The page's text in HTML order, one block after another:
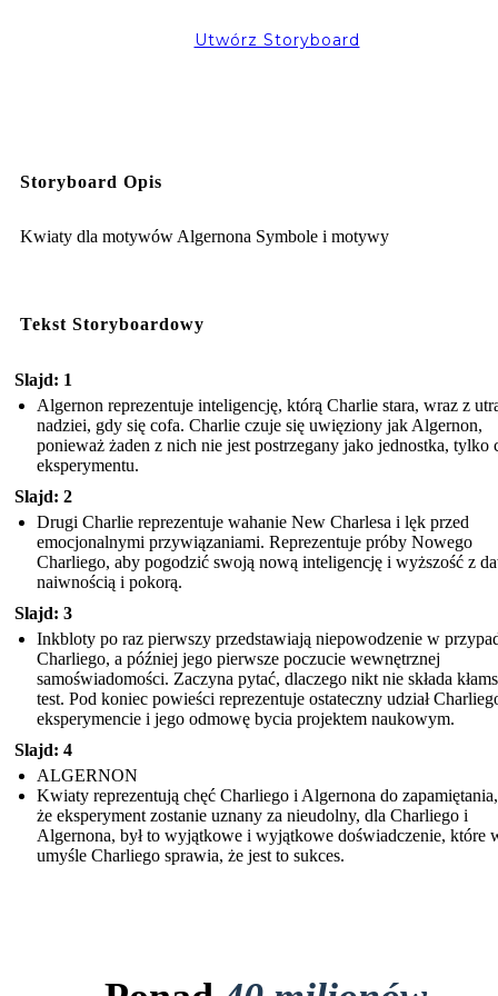
Utwórz Storyboard
Storyboard Opis
Kwiaty dla motywów Algernona Symbole i motywy
Tekst Storyboardowy
Slajd: 1
Algernon reprezentuje inteligencję, którą Charlie stara, wraz z
nadziei, gdy się cofa. Charlie czuje się uwięziony jak Algernon,
ponieważ żaden z nich nie jest postrzegany jako jednostka, tylko
eksperymentu.
Slajd: 2
Drugi Charlie reprezentuje wahanie New Charlesa i lęk przed
emocjonalnymi przywiązaniami. Reprezentuje próby Nowego
Charliego, aby pogodzić swoją nową inteligencję i wyższość z
naiwnością i pokorą.
Slajd: 3
Inkbloty po raz pierwszy przedstawiają niepowodzenie w
Charliego, a później jego pierwsze poczucie wewnętrznej
samoświadomości. Zaczyna pytać, dlaczego nikt nie składa
test. Pod koniec powieści reprezentuje ostateczny udział
eksperymencie i jego odmowę bycia projektem naukowym.
Slajd: 4
ALGERNON
Kwiaty reprezentują chęć Charliego i Algernona do
że eksperyment zostanie uznany za nieudolny, dla Charliego i
Algernona, był to wyjątkowe i wyjątkowe doświadczenie, które
umyśle Charliego sprawia, że ​​jest to sukces.